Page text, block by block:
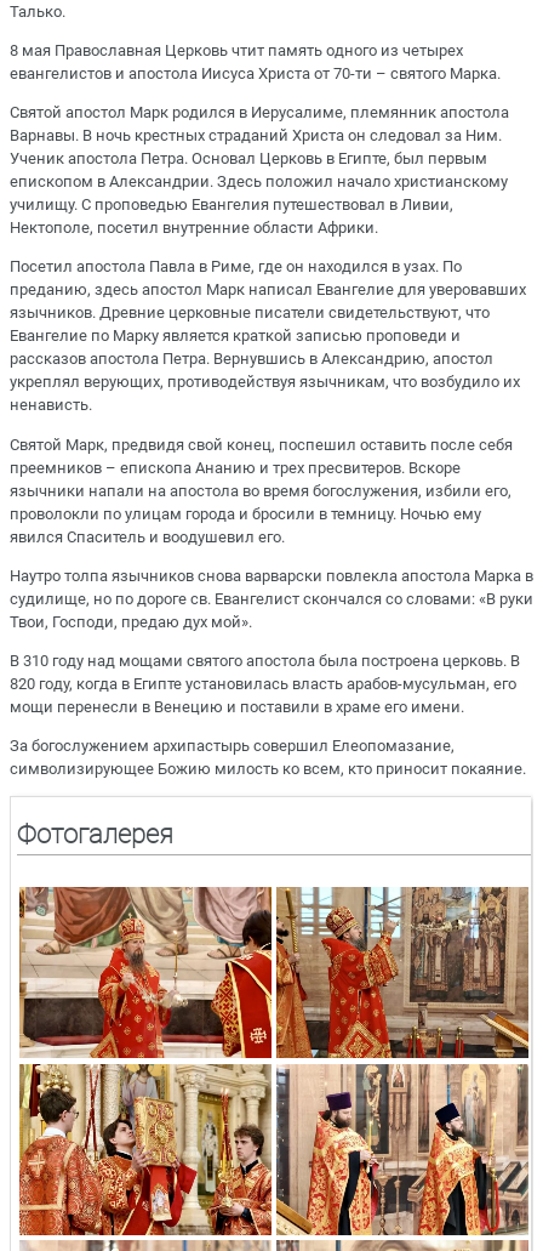
Талько.
8 мая Православная Церковь чтит память одного из четырех
евангелистов и апостола Иисуса Христа от 70-ти – святого Марка.
Святой апостол Марк родился в Иерусалиме, племянник апостола
Варнавы. В ночь крестных страданий Христа он следовал за Ним.
Ученик апостола Петра. Основал Церковь в Египте, был первым
епископом в Александрии. Здесь положил начало христианскому
училищу. С проповедью Евангелия путешествовал в Ливии,
Нектополе, посетил внутренние области Африки.
Посетил апостола Павла в Риме, где он находился в узах. По
преданию, здесь апостол Марк написал Евангелие для уверовавших
язычников. Древние церковные писатели свидетельствуют, что
Евангелие по Марку является краткой записью проповеди и
рассказов апостола Петра. Вернувшись в Александрию, апостол
укреплял верующих, противодействуя язычникам, что возбудило их
ненависть.
Святой Марк, предвидя свой конец, поспешил оставить после себя
преемников – епископа Ананию и трех пресвитеров. Вскоре
язычники напали на апостола во время богослужения, избили его,
проволокли по улицам города и бросили в темницу. Ночью ему
явился Спаситель и воодушевил его.
Наутро толпа язычников снова варварски повлекла апостола Марка в
судилище, но по дороге св. Евангелист скончался со словами: «В руки
Твои, Господи, предаю дух мой».
В 310 году над мощами святого апостола была построена церковь. В
820 году, когда в Египте установилась власть арабов-мусульман, его
мощи перенесли в Венецию и поставили в храме его имени.
За богослужением архипастырь совершил Елеопомазание,
символизирующее Божию милость ко всем, кто приносит покаяние.
Фотогалерея